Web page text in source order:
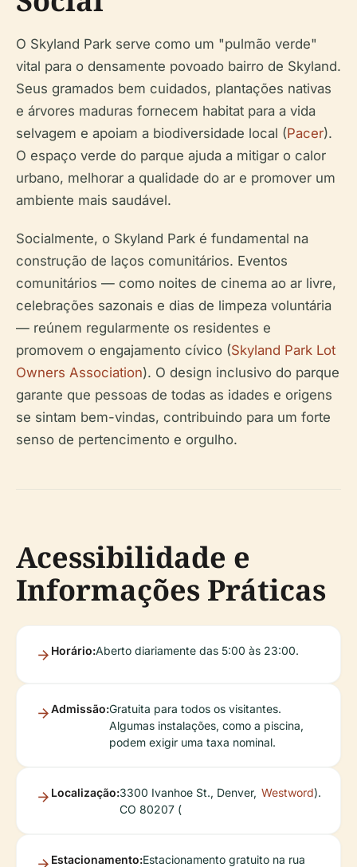
O Skyland Park serve como um "pulmão verde"
vital para o densamente povoado bairro de Skyland.
Seus gramados bem cuidados, plantações nativas
e árvores maduras fornecem habitat para a vida
selvagem e apoiam a biodiversidade local (Pacer).
O espaço verde do parque ajuda a mitigar o calor
urbano, melhorar a qualidade do ar e promover um
ambiente mais saudável.
Socialmente, o Skyland Park é fundamental na
construção de laços comunitários. Eventos
comunitários — como noites de cinema ao ar livre,
celebrações sazonais e dias de limpeza voluntária
— reúnem regularmente os residentes e
promovem o engajamento cívico (Skyland Park Lot
Owners Association). O design inclusivo do parque
garante que pessoas de todas as idades e origens
se sintam bem-vindas, contribuindo para um forte
senso de pertencimento e orgulho.
Acessibilidade e
Informações Práticas
Horário:Aberto diariamente das 5:00 às 23:00.
Admissão:Gratuita para todos os visitantes.
Algumas instalações, como a piscina,
podem exigir uma taxa nominal.
Localização:3300 Ivanhoe St., Denver,
CO 80207 (
Westword).
Estacionamento:Estacionamento gratuito na rua